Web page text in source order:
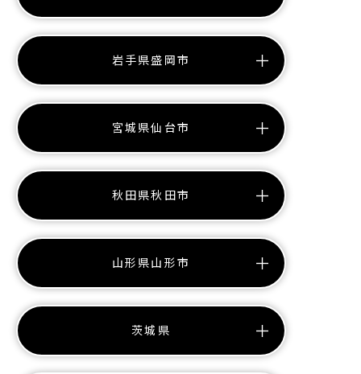
岩手県盛岡市
宮城県仙台市
秋田県秋田市
山形県山形市
茨城県